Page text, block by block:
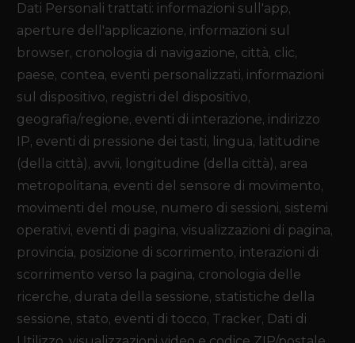
Dati Personali trattati: informazioni sull'app,
aperture dell'applicazione, informazioni sul
browser, cronologia di navigazione, città, clic,
paese, contea, eventi personalizzati, informazioni
sul dispositivo, registri del dispositivo,
geografia/regione, eventi di interazione, indirizzo
IP, eventi di pressione dei tasti, lingua, latitudine
(della città), avvii, longitudine (della città), area
metropolitana, eventi del sensore di movimento,
movimenti del mouse, numero di sessioni, sistemi
operativi, eventi di pagina, visualizzazioni di pagina,
provincia, posizione di scorrimento, interazioni di
scorrimento verso la pagina, cronologia delle
ricerche, durata della sessione, statistiche della
sessione, stato, eventi di tocco, Tracker, Dati di